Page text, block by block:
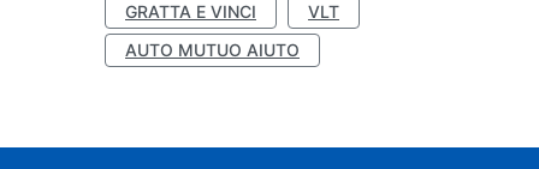
GRATTA E VINCI
VLT
AUTO MUTUO AIUTO